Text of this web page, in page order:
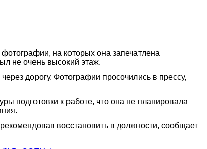
на которых она запечатлена
не очень высокий этаж.
дорогу. Фотографии просочились в прессу,
подготовки к работе, что она не планировала
восстановить в должности, сообщает